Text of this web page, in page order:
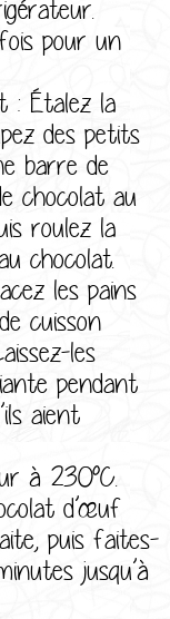
pour un
: Étalez la
des petits
barre de
chocolat au
roulez la
chocolat.
les pains
cuisson
les
pendant
aient
à 230°C.
d’œuf
puis faites-
jusqu’à